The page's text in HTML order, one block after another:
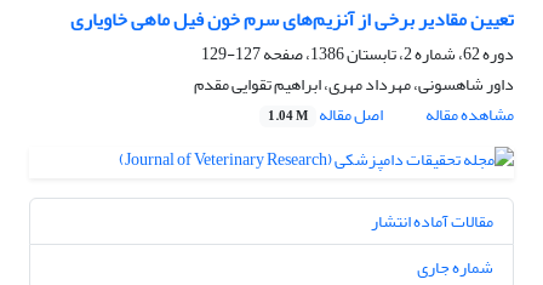
تعیین مقادیر برخی از آنزیم‌های سرم خون فیل ماهی خاویاری
دوره 62، شماره 2، تابستان 1386، صفحه
127-129
داور شاهسونی، مهرداد مهری، ابراهیم تقوایی مقدم
مشاهده مقاله
اصل مقاله 1.04 M
مقالات آماده انتشار
شماره جاری